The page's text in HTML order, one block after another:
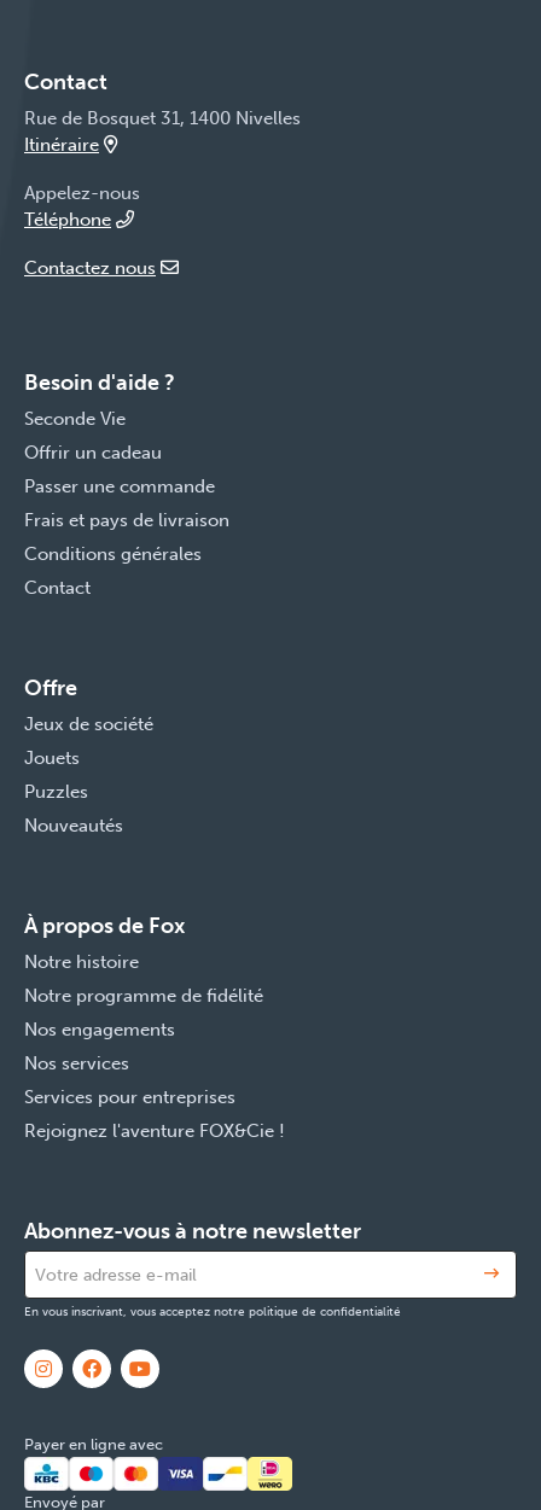
Contact
Rue de Bosquet 31, 1400 Nivelles
Itinéraire
Appelez-nous
Téléphone
Contactez nous
Besoin d'aide ?
Seconde Vie
Offrir un cadeau
Passer une commande
Frais et pays de livraison
Conditions générales
Contact
Offre
Jeux de société
Jouets
Puzzles
Nouveautés
À propos de Fox
Notre histoire
Notre programme de fidélité
Nos engagements
Nos services
Services pour entreprises
Rejoignez l'aventure FOX&Cie !
Abonnez-vous à notre newsletter
En vous inscrivant, vous acceptez notre politique de confidentialité
Payer en ligne avec
Envoyé par